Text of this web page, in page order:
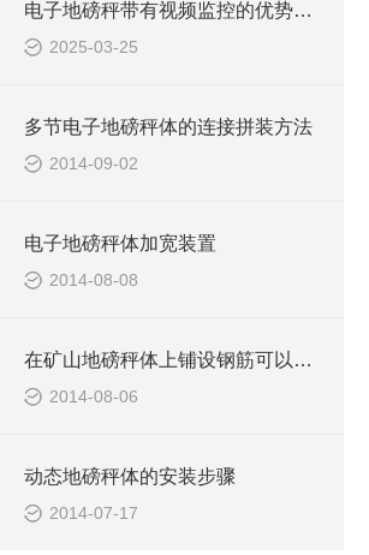
电子地磅秤带有视频监控的优势和重要性
2025-03-25
多节电子地磅秤体的连接拼装方法
2014-09-02
电子地磅秤体加宽装置
2014-08-08
在矿山地磅秤体上铺设钢筋可以防滑
2014-08-06
动态地磅秤体的安装步骤
2014-07-17